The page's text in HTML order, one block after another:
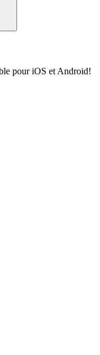
pour iOS et Android!